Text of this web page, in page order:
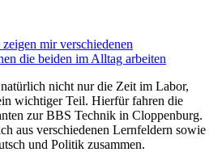
nicht nur die Zeit im Labor,
wichtiger Teil. Hierfür fahren die
zur BBS Technik in Cloppenburg.
aus verschiedenen Lernfeldern sowie
und Politik zusammen.